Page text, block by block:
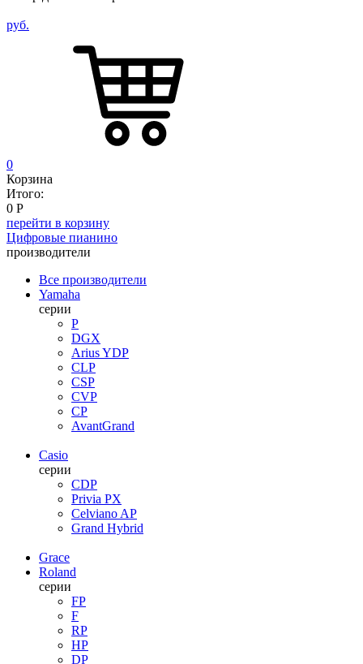
руб.
0
Корзина
Итого:
0 Р
перейти в корзину
Цифровые пианино
производители
Все производители
Yamaha
серии
P
DGX
Arius YDP
CLP
CSP
CVP
CP
AvantGrand
Casio
серии
CDP
Privia PX
Celviano AP
Grand Hybrid
Grace
Roland
серии
FP
F
RP
HP
DP